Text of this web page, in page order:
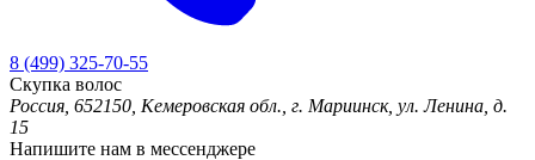
8 (499) 325-70-55
Скупка волос
Россия, 652150, Кемеровская обл., г. Мариинск, ул. Ленина, д.
15
Напишите нам в мессенджере